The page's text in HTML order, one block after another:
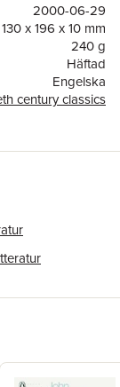
2000-06-29
130 x 196 x 10 mm
240 g
Häftad
Engelska
century classics
Clemente Orozco